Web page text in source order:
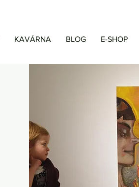
KAVÁRNA BLOG E-SHOP